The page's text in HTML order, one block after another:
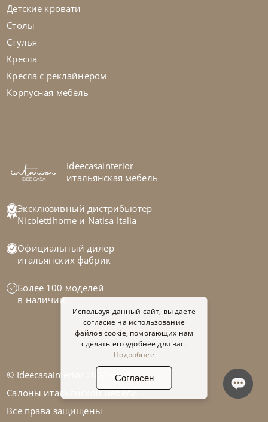
Стул барный Axel
На заказ 45-90 дн
по запросу
Cattelan Italia
Стул барный Axel X
Детские кровати
Столы
Стулья
Кресла
Кресла с реклайнером
Корпусная мебель
Ideecasainterior
итальянская мебель
Эксклюзивный дистрибьютер
Nicolettihome и Natisa Italia
Официальный дилер
итальянских фабрик
Более 100 моделей
в наличии
© Ideecasainterior 2002-2026
Салоны итальянской мебели
Все права защищены
Используя данный сайт, вы даете
согласие на использование
файлов cookie, помогающих нам
сделать его удобнее для вас.
Подробнее
Согласен